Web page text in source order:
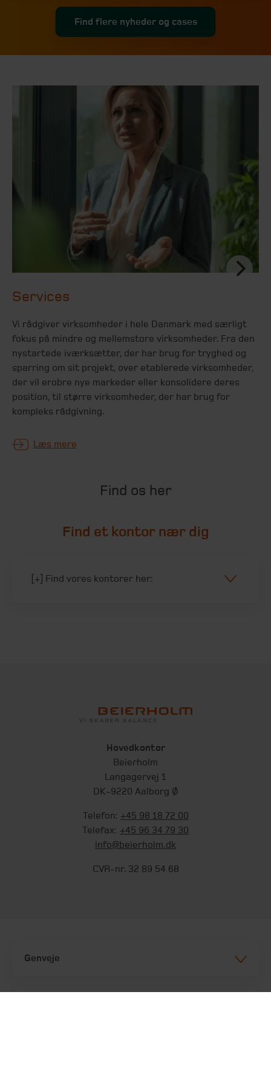
Find flere nyheder og cases
Services
Vi rådgiver virksomheder i hele Danmark med særligt
fokus på mindre og mellemstore virksomheder. Fra den
nystartede iværksætter, der har brug for tryghed og
sparring om sit projekt, over etablerede virksomheder,
der vil erobre nye markeder eller konsolidere deres
position, til større virksomheder, der har brug for
kompleks rådgivning.
Læs mere
Find os her
Find et kontor nær dig
[+] Find vores kontorer her:
Hovedkontor
Beierholm
Langagervej 1
DK-9220 Aalborg Ø
Telefon: +45 98 18 72 00
Telefax: +45 96 34 79 30
info@beierholm.dk
CVR-nr. 32 89 54 68
Genveje